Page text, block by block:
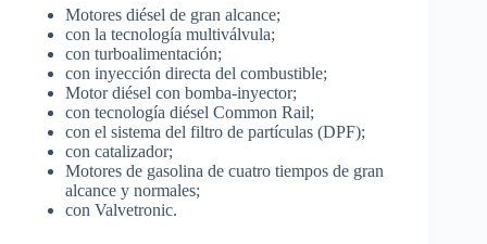
Motores diésel de gran alcance;
con la tecnología multiválvula;
con turboalimentación;
con inyección directa del combustible;
Motor diésel con bomba-inyector;
con tecnología diésel Common Rail;
con el sistema del filtro de partículas (DPF);
con catalizador;
Motores de gasolina de cuatro tiempos de gran
alcance y normales;
con Valvetronic.